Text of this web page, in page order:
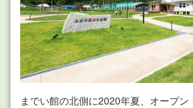
までい館の北側に2020年夏、オープ